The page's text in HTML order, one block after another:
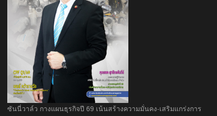
ซันนี่วาล์ว กางแผนธุรกิจปี 69 เน้นสร้างความมั่นคง-เสริมแกร่งการ